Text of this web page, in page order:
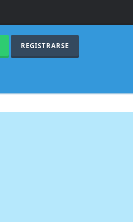
REGISTRARSE